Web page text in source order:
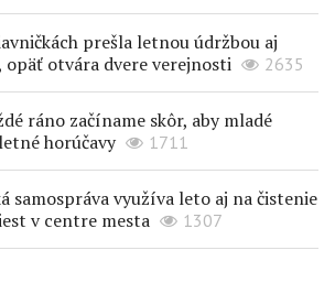
prešla letnou údržbou aj
opäť otvára dvere verejnosti
2635
ráno začíname skôr, aby mladé
horúčavy
1711
samospráva využíva leto aj na čistenie
v centre mesta
1307